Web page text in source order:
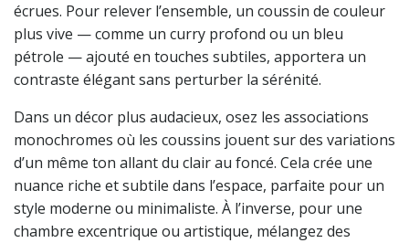
écrues. Pour relever l’ensemble, un coussin de couleur
plus vive — comme un curry profond ou un bleu
pétrole — ajouté en touches subtiles, apportera un
contraste élégant sans perturber la sérénité.
Dans un décor plus audacieux, osez les associations
monochromes où les coussins jouent sur des variations
d’un même ton allant du clair au foncé. Cela crée une
nuance riche et subtile dans l’espace, parfaite pour un
style moderne ou minimaliste. À l’inverse, pour une
chambre excentrique ou artistique, mélangez des